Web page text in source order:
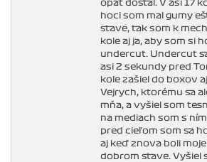
opäť dostal. V asi 17
hoci som mal gumy
stave, tak som k
kole aj ja, aby som si
undercut. Undercut
asi 2 sekundy pred
kole zašiel do boxov
Vejrych, ktorému sa
mňa, a vyšiel som
na mediach som s
pred cieľom som sa
aj keď znova boli
dobrom stave. Vyšiel